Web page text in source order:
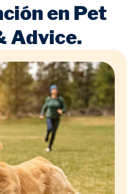
en Pet
Advice.